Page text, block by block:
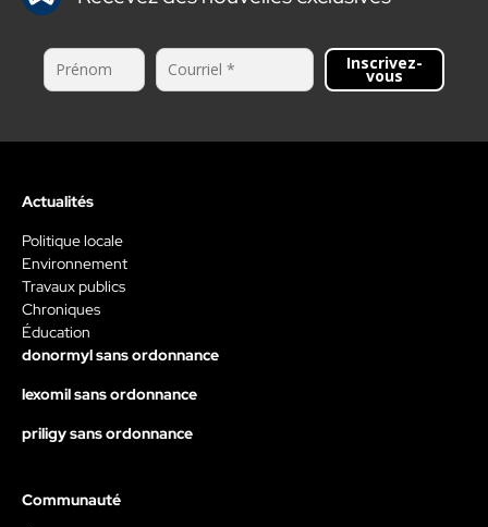
Inscrivez-
vous
Actualités
Politique locale
Environnement
Travaux publics
Chroniques
Éducation
donormyl sans ordonnance
lexomil sans ordonnance
priligy sans ordonnance
Communauté